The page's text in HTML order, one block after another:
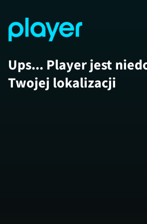
Ups... Player jest
Twojej lokalizacji